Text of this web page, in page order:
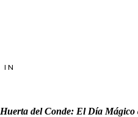
IN
del Conde: El Día Mágico